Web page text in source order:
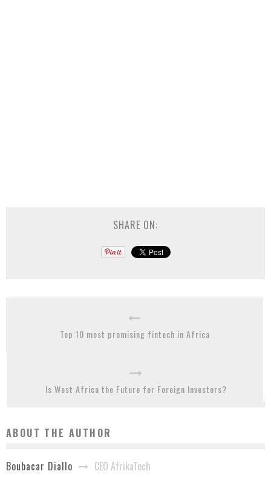
SHARE ON:
Top 10 most promising fintech in Africa
Is West Africa the Future for Foreign Investors?
ABOUT THE AUTHOR
Boubacar Diallo CEO AfrikaTech